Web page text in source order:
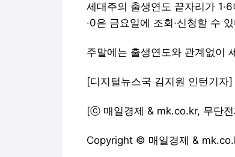
세대주의 출생연도 끝자리가
·0은 금요일에 조회·신청할 수
주말에는 출생연도와 관계없이
[디지털뉴스국 김지원 인턴기자]
[ⓒ 매일경제 & mk.co.kr, 무단
Copyright © 매일경제 &